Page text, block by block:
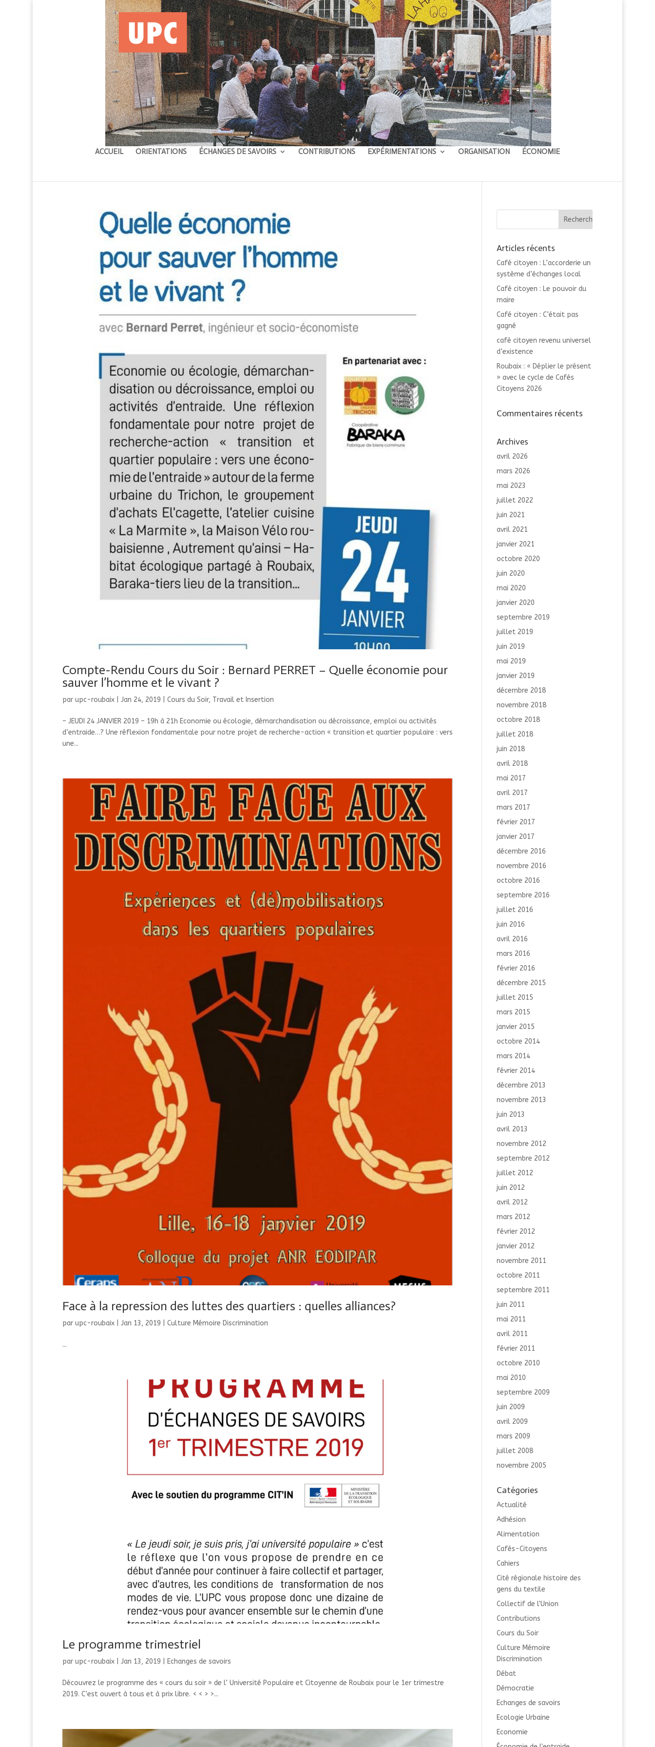
ACCUEIL ORIENTATIONS ÉCHANGES DE SAVOIRS CONTRIBUTIONS EXPÉRIMENTATIONS ORGANISATION ÉCONOMIE
Compte-Rendu Cours du Soir : Bernard PERRET – Quelle économie pour
sauver l’homme et le vivant ?
par upc-roubaix| Jan 24, 2019 Cours du Soir, Travail et Insertion
– JEUDI 24 JANVIER 2019 – 19h à 21h Economie ou écologie, démarchandisation ou décroissance, emploi ou activités
d’entraide…? Une réflexion fondamentale pour notre projet de recherche-action « transition et quartier populaire : vers
une...
Face à la repression des luttes des quartiers : quelles alliances?
par upc-roubaix| Jan 13, 2019 Culture Mémoire Discrimination
...
Le programme trimestriel
par upc-roubaix| Jan 13, 2019 Echanges de savoirs
Découvrez le programme des « cours du soir » de l’ Université Populaire et Citoyenne de Roubaix pour le 1er trimestre
2019. C’est ouvert à tous et à prix libre. < < > >...
Articles récents
Café citoyen : L’accorderie un
système d’échanges local
Café citoyen : Le pouvoir du
maire
Café citoyen : C’était pas
gagné
café citoyen revenu universel
d’existence
Roubaix : « Déplier le présent
» avec le cycle de Cafés
Citoyens 2026
Commentaires récents
Archives
avril 2026
mars 2026
mai 2023
juillet 2022
juin 2021
avril 2021
janvier 2021
octobre 2020
juin 2020
mai 2020
janvier 2020
septembre 2019
juillet 2019
juin 2019
mai 2019
janvier 2019
décembre 2018
novembre 2018
octobre 2018
juillet 2018
juin 2018
avril 2018
mai 2017
avril 2017
mars 2017
février 2017
janvier 2017
décembre 2016
novembre 2016
octobre 2016
septembre 2016
juillet 2016
juin 2016
avril 2016
mars 2016
février 2016
décembre 2015
juillet 2015
mars 2015
janvier 2015
octobre 2014
mars 2014
février 2014
décembre 2013
novembre 2013
juin 2013
avril 2013
novembre 2012
septembre 2012
juillet 2012
juin 2012
avril 2012
mars 2012
février 2012
janvier 2012
novembre 2011
octobre 2011
septembre 2011
juin 2011
mai 2011
avril 2011
février 2011
octobre 2010
mai 2010
septembre 2009
juin 2009
avril 2009
mars 2009
juillet 2008
novembre 2005
Catégories
Actualité
Adhésion
Alimentation
Cafés-Citoyens
Cahiers
Cité régionale histoire des
gens du textile
Collectif de l'Union
Contributions
Cours du Soir
Culture Mémoire
Discrimination
Débat
Démocratie
Echanges de savoirs
Ecologie Urbaine
Economie